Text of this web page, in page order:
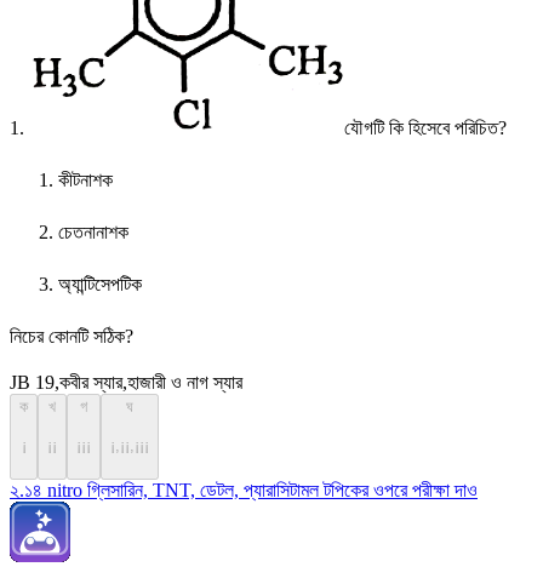
1. যৌগটি কি হিসেবে পরিচিত?
কীটনাশক
চেতনানাশক
অ্যান্টিসেপটিক
নিচের কোনটি সঠিক?
JB 19,কবীর স্যার,হাজারী ও নাগ স্যার
ক
¡
খ
¡¡
গ
¡¡¡
ঘ
¡,¡¡,¡¡¡
২.১৪ nitro গ্লিসারিন, TNT, ডেটল, প্যারাসিটামল টপিকের ওপরে পরীক্ষা দাও